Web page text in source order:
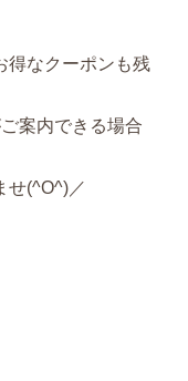
得なクーポンも残
案内できる場合
せ(^O^)／